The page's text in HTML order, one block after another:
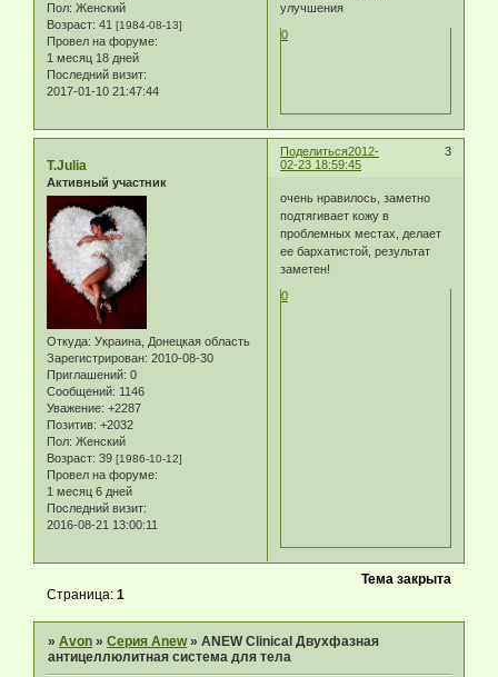
Пол: Женский
Возраст: 41 [1984-08-13]
Провел на форуме:
1 месяц 18 дней
Последний визит:
2017-01-10 21:47:44
улучшения
0
Поделиться 3
2012-
02-23 18:59:45
T.Julia
Активный участник
Откуда: Украина, Донецкая область
Зарегистрирован: 2010-08-30
Приглашений: 0
Сообщений: 1146
Уважение: +2287
Позитив: +2032
Пол: Женский
Возраст: 39 [1986-10-12]
Провел на форуме:
1 месяц 6 дней
Последний визит:
2016-08-21 13:00:11
очень нравилось, заметно
подтягивает кожу в
проблемных местах, делает
ее бархатистой, результат
заметен!
0
Тема закрыта
Страница:1
»Avon »Серия Anew »ANEW Clinical Двухфазная
антицеллюлитная система для тела